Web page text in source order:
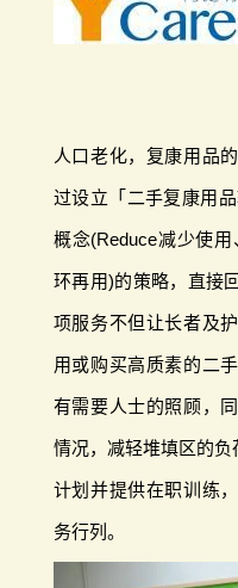
人口老化，复康用品
过设立「二手复康用
概念(Reduce减少使
环再用)的策略，直接
项服务不但让长者及
用或购买高质素的二
有需要人士的照顾，
情况，减轻堆填区的负
计划并提供在职训练
务行列。